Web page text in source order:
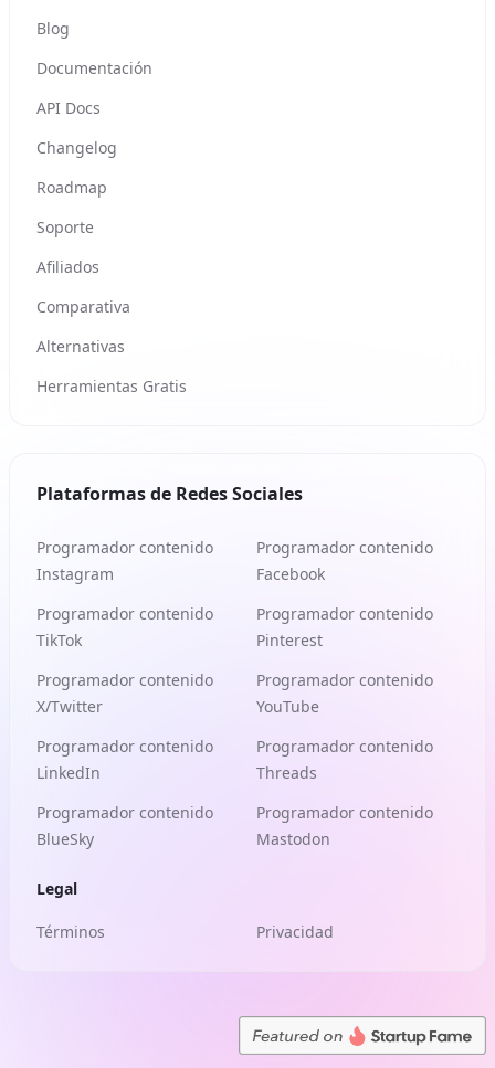
Blog
Documentación
API Docs
Changelog
Roadmap
Soporte
Afiliados
Comparativa
Alternativas
Herramientas Gratis
Plataformas de Redes Sociales
Programador contenido
Instagram
Programador contenido
Facebook
Programador contenido
TikTok
Programador contenido
Pinterest
Programador contenido
X/Twitter
Programador contenido
YouTube
Programador contenido
LinkedIn
Programador contenido
Threads
Programador contenido
BlueSky
Programador contenido
Mastodon
Legal
Términos Privacidad